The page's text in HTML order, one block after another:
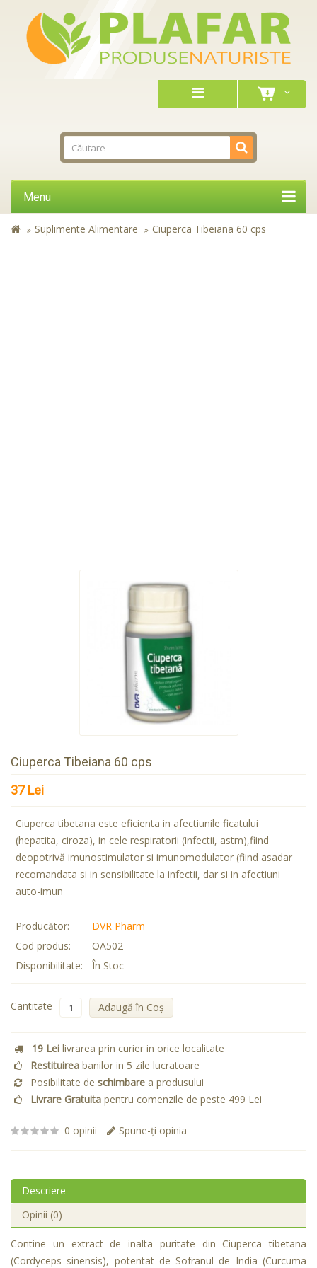
Menu
Suplimente Alimentare Ciuperca Tibeiana 60 cps
Ciuperca Tibeiana 60 cps
37 Lei
Ciuperca tibetana este eficienta in afectiunile ficatului
(hepatita, ciroza), in cele respiratorii (infectii, astm),fiind
deopotrivă imunostimulator si imunomodulator (fiind asadar
recomandata si in sensibilitate la infectii, dar si in afectiuni
auto-imun
Producător:
DVR Pharm
Cod produs:
OA502
Disponibilitate:
În Stoc
Cantitate Adaugă în Coş
19 Lei livrarea prin curier in orice localitate
Restituirea banilor in 5 zile lucratoare
Posibilitate de schimbare a produsului
Livrare Gratuita pentru comenzile de peste 499 Lei
0 opinii Spune-ţi opinia
Descriere
Opinii (0)
Contine un extract de inalta puritate din Ciuperca tibetana
(Cordyceps sinensis), potentat de Sofranul de India (Curcuma